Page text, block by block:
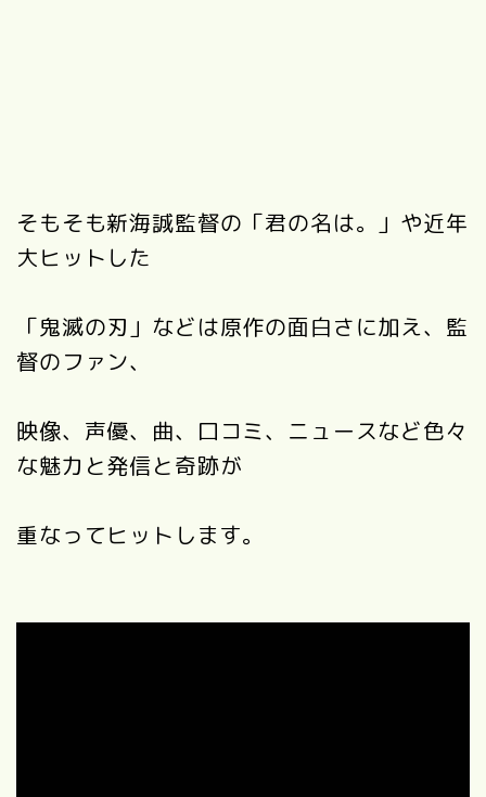
そもそも新海誠監督の「君の名は。」や近年
大ヒットした
「鬼滅の刃」などは原作の面白さに加え、監
督のファン、
映像、声優、曲、口コミ、ニュースなど色々
な魅力と発信と奇跡が
重なってヒットします。